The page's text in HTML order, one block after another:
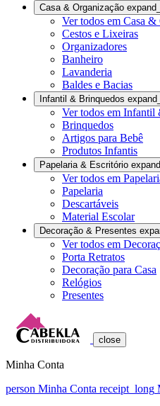
Casa & Organização
Ver todos em Casa &
Cestos e Lixeiras
Organizadores
Banheiro
Lavanderia
Baldes e Bacias
Infantil & Brinquedos
Ver todos em Infantil
Brinquedos
Artigos para Bebê
Produtos Infantis
Papelaria & Escritório
Ver todos em
Papelaria
Descartáveis
Material Escolar
Decoração & Presentes
Ver todos em
Porta Retratos
Decoração para Casa
Relógios
Presentes
close
Minha Conta
person Minha Conta receipt_long